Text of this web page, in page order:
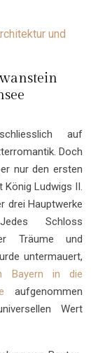
und
auf
Doch
nur den ersten
König Ludwigs II.
drei Hauptwerke
Schloss
Träume und
untermauert,
Bayern in die
aufgenommen
Wert